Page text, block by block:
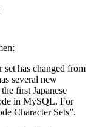
set has changed from
several new
first Japanese
in MySQL. For
Character Sets”.